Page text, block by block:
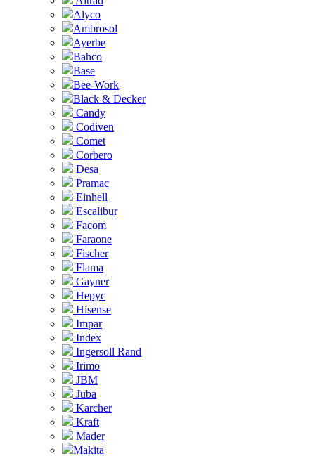
Alyco
Ambrosol
Ayerbe
Bahco
Base
Bee-Work
Black & Decker
Candy
Codiven
Comet
Corbero
Desa
Pramac
Einhell
Escalibur
Facom
Faraone
Fischer
Flama
Gayner
Hepyc
Hisense
Impar
Index
Ingersoll Rand
Irimo
JBM
Juba
Karcher
Kraft
Mader
Makita